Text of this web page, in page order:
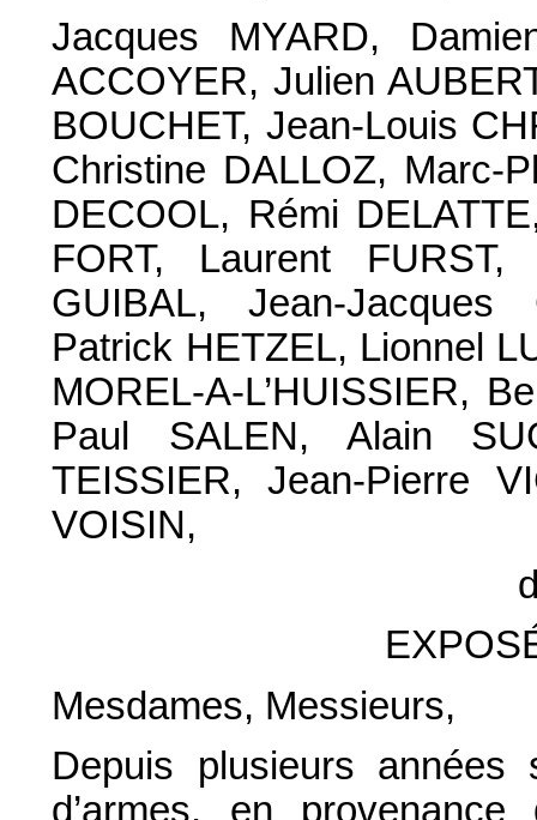
Jacques MYARD,
ACCOYER, Julien
BOUCHET, Jean-Louis
Christine DALLOZ, Marc-
DECOOL, Rémi
FORT, Laurent FURST,
GUIBAL, Jean-Jacques
Patrick HETZEL, Lionnel
MOREL-A-L’HUISSIER,
Paul SALEN, Alain
TEISSIER, Jean-Pierre
VOISIN,
Mesdames, Messieurs,
Depuis plusieurs
d’armes, en